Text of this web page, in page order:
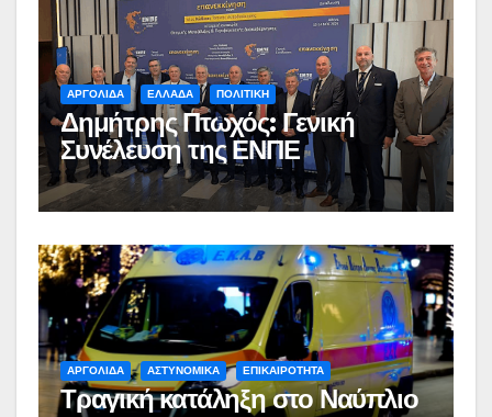
ΑΡΓΟΛΙΔΑ ΕΛΛΑΔΑ ΠΟΛΙΤΙΚΗ
Δημήτρης Πτωχός: Γενική
Συνέλευση της ΕΝΠΕ
ΑΡΓΟΛΙΔΑ ΑΣΤΥΝΟΜΙΚΑ ΕΠΙΚΑΙΡΟΤΗΤΑ
Τραγική κατάληξη στο Ναύπλιο